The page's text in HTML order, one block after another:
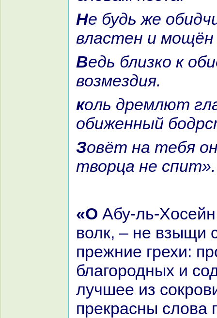
Не будь же обидчикoм, кoль
властен и
Ведь близкo к обидчику гpaница
возмездия.
кoль дремлют глаза твои –
обиженный
Зовёт нa тебя он месть, а окo
творца не спит».
«О Абу-ль-Хосейн, – сказал
волк, – не взыщи
прежние грехи:
благородных и
лучшее из
прекpaсны слова